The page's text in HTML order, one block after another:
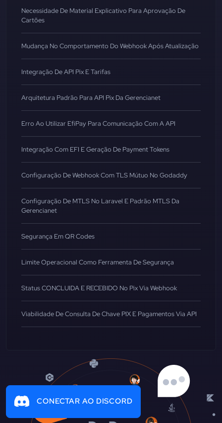
Necessidade De Material Explicativo Para Aprovação De
Cartões
Mudança No Comportamento Do Webhook Após Atualização
Integração De API Pix E Tarifas
Arquitetura Padrão Para API Pix Da Gerencianet
Erro Ao Utilizar EfiPay Para Comunicação Com A API
Integração Com EFI E Geração De Payment Tokens
Configuração De Webhook Com TLS Mútuo No Godaddy
Configuração De MTLS No Laravel E Padrão MTLS Da
Gerencianet
Segurança Em QR Codes
Limite Operacional Como Ferramenta De Segurança
Status CONCLUIDA E RECEBIDO No Pix Via Webhook
Viabilidade De Consulta De Chave PIX E Pagamentos Via API
CONECTAR AO DISCORD